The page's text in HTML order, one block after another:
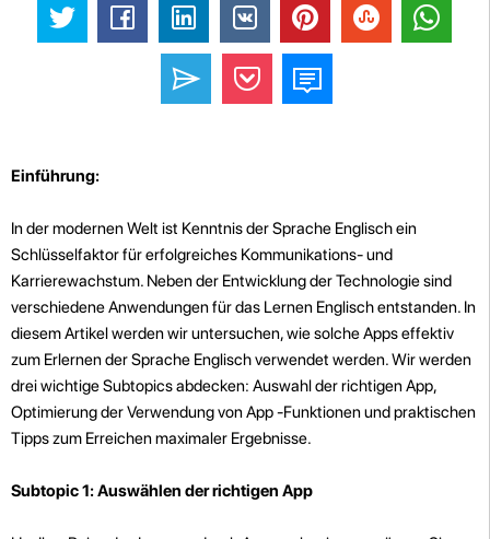
Einführung:
In der modernen Welt ist Kenntnis der Sprache Englisch ein
Schlüsselfaktor für erfolgreiches Kommunikations- und
Karrierewachstum. Neben der Entwicklung der Technologie sind
verschiedene Anwendungen für das Lernen Englisch entstanden. In
diesem Artikel werden wir untersuchen, wie solche Apps effektiv
zum Erlernen der Sprache Englisch verwendet werden. Wir werden
drei wichtige Subtopics abdecken: Auswahl der richtigen App,
Optimierung der Verwendung von App -Funktionen und praktischen
Tipps zum Erreichen maximaler Ergebnisse.
Subtopic 1: Auswählen der richtigen App